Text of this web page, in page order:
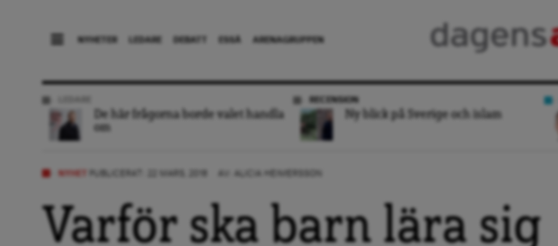
NYHETER LEDARE DEBATT ESSÄ ARENAGRUPPEN
De här frågorna borde valet handla
om
RECENSION
Ny blick på Sverige och islam
NYHET
Varför ska barn lära sig